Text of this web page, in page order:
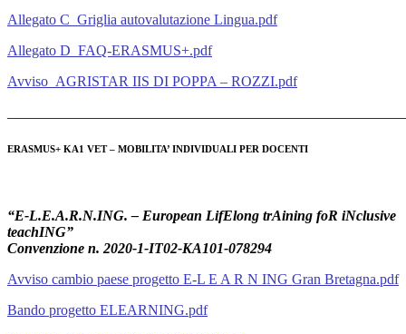
Allegato C_Griglia autovalutazione Lingua.pdf
Allegato D_FAQ-ERASMUS+.pdf
Avviso_AGRISTAR IIS DI POPPA – ROZZI.pdf
ERASMUS+ KA1 VET – MOBILITA’ INDIVIDUALI PER DOCENTI
“E-L.E.A.R.N.ING. – European LifElong trAining foR iNclusive
teachING”
Convenzione n. 2020-1-IT02-KA101-078294
Avviso cambio paese progetto E-L E A R N ING Gran Bretagna.pdf
Bando progetto ELEARNING.pdf